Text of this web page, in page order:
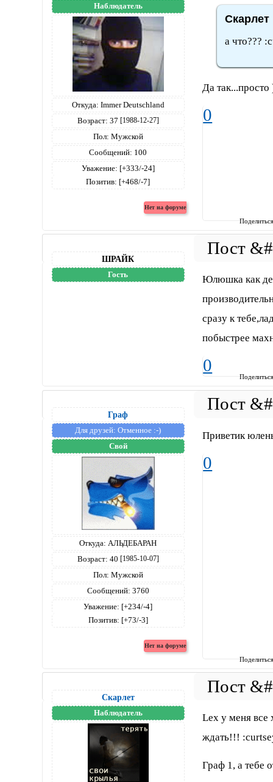
Наблюдатель
Откуда: Immer Deutschland
Возраст: 37 [1988-12-27]
Пол: Мужской
Сообщений: 100
Уважение: [+333/-24]
Позитив: [+468/-7]
Скарлет
а что???
Да
0
ШРАЙК
Гость
Юлюшка как
сразу к
побыстрее
0
Граф
Для друзей: Отменное :-)
Свой
Откуда: АЛЬДЕБАРАН
Возраст: 40 [1985-10-07]
Пол: Мужской
Сообщений: 3760
Уважение: [+234/-4]
Позитив: [+73/-3]
Приветик
0
Скарлет
Наблюдатель
Lex у меня все
ждать!!!
Граф 1, а тебе